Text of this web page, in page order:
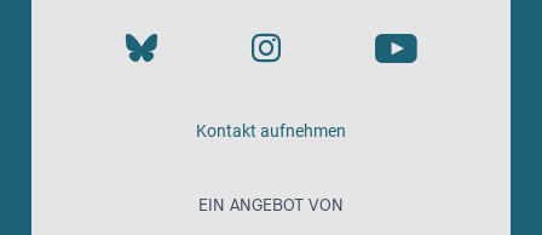
Kontakt aufnehmen
EIN ANGEBOT VON